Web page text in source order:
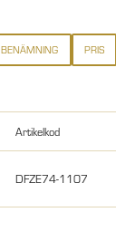
BENÄMNING PRIS
Artikelkod
DFZE74-1107